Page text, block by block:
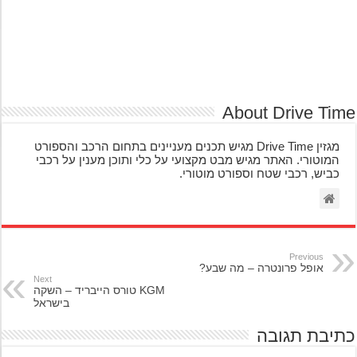
About Drive
מגזין Drive Time מגיש תכנים מעניינים בתחום הרכב והספורט
המוטורי. האתר מגיש מבט מקצועי על כלי ותוכן מענין על רכבי
כביש, רכבי שטח וספורט מוטורי.
Previous
אופל פרונטרה – מה שבע?
Next
KGM טורס הייבריד – השקה
בישראל
תגובה